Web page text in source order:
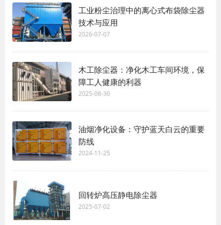
工业粉尘治理中的离心式布袋除尘器
技术与应用
2026-07-07
木工除尘器：净化木工车间环境，保
障工人健康的利器
2025-08-30
油烟净化设备：守护蓝天白云的重要
防线
2024-11-25
回转炉高压静电除尘器
2025-07-02